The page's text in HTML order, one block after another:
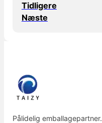
Tidligere
Næste
Pålidelig emballagepartner.